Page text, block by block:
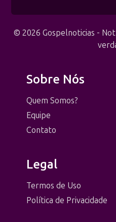
© 2026 Gospelnoticias -
Sobre Nós
Quem Somos?
Equipe
Contato
Legal
Termos de Uso
Política de Privacidade